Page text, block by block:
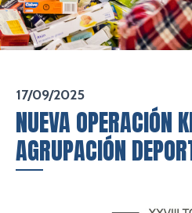
17/09/2025
NUEVA OPERACIÓN
AGRUPACIÓN